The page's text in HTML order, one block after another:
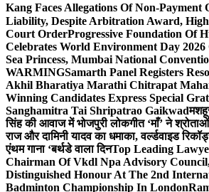
Kang Faces Allegations Of Non-Payment
Liability, Despite Arbitration Award,
Court OrderProgressive Foundation Of
Celebrates World Environment Day 2026
Sea Princess, Mumbai National
WARMINGSamarth Panel Registers
Akhil Bharatiya Marathi Chitrapat
Winning Candidates Express Special
Sanghamitra Tai Shripatrao Gaikwad
सिंह की आवाज में भोजपुरी लोकगीत ‘माँ’ ने
राज और दामिनी यादव का धमाका, वर्ल्डवाइड
एंथम गाना ‘बर्थडे वाला दिनTop Leading
Chairman Of Vkdl Npa Advisory Council,
Distinguished Honour At The 2nd
Badminton Championship In London